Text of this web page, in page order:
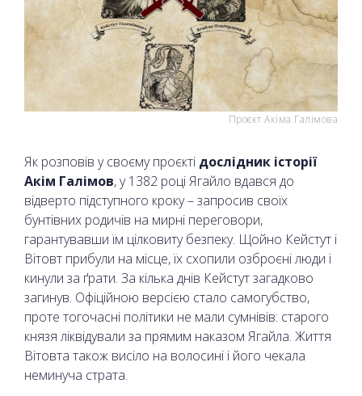
Проєкт Акіма Галімова
Як розповів у своєму проєкті дослідник історії
Акім Галімов, у 1382 році Ягайло вдався до
відверто підступного кроку – запросив своїх
бунтівних родичів на мирні переговори,
гарантувавши їм цілковиту безпеку. Щойно Кейстут і
Вітовт прибули на місце, їх схопили озброєні люди і
кинули за ґрати. За кілька днів Кейстут загадково
загинув. Офіційною версією стало самогубство,
проте тогочасні політики не мали сумнівів: старого
князя ліквідували за прямим наказом Ягайла. Життя
Вітовта також висіло на волосині і його чекала
неминуча страта.